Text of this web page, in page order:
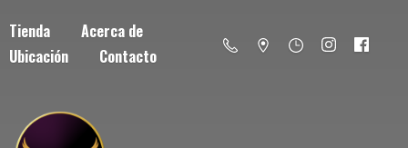
Tienda
Acerca de
Ubicación
Contacto